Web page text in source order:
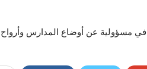
في مسؤولية عن أوضاع المدارس وأرواح